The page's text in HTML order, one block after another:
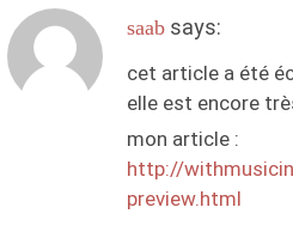
saab says:
cet article a été
elle est encore
mon article :
http://
preview.html